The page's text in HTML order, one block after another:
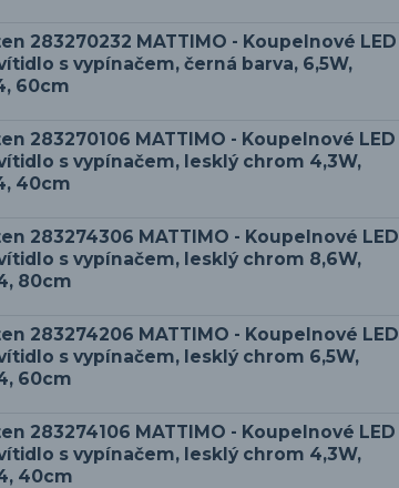
283270232 MATTIMO - Koupelnové LED
s vypínačem, černá barva, 6,5W,
60cm
283270106 MATTIMO - Koupelnové LED
s vypínačem, lesklý chrom 4,3W,
40cm
283274306 MATTIMO - Koupelnové LED
s vypínačem, lesklý chrom 8,6W,
80cm
283274206 MATTIMO - Koupelnové LED
s vypínačem, lesklý chrom 6,5W,
60cm
283274106 MATTIMO - Koupelnové LED
s vypínačem, lesklý chrom 4,3W,
40cm